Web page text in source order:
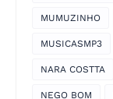
MUMUZINHO
MUSICASMP3
NARA COSTTA
NEGO BOM